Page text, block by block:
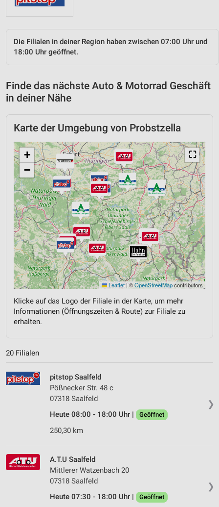
Die Filialen in deiner Region haben zwischen 07:00 Uhr und
18:00 Uhr geöffnet.
Finde das nächste Auto & Motorrad Geschäft
in deiner Nähe
Karte der Umgebung von Probstzella
⛶
+
−
Leaflet | ©OpenStreetMapcontributors
Klicke auf das Logo der Filiale in der Karte, um mehr
Informationen (Öffnungszeiten & Route) zur Filiale zu
erhalten.
20 Filialen
❯
pitstop Saalfeld
Pößnecker Str. 48 c
07318 Saalfeld
Heute 08:00 - 18:00 Uhr |
Geöffnet
250,30 km
❯
A.T.U Saalfeld
Mittlerer Watzenbach 20
07318 Saalfeld
Heute 07:30 - 18:00 Uhr |
Geöffnet